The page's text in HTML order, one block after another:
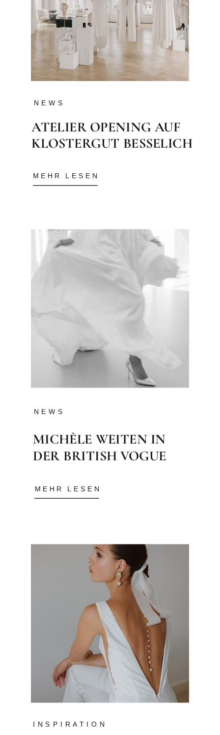
NEWS
ATELIER OPENING AUF
KLOSTERGUT BESSELICH
MEHR LESEN
NEWS
MICHÈLE WEITEN IN
DER BRITISH VOGUE
INSPIRATION
MEHR LESEN